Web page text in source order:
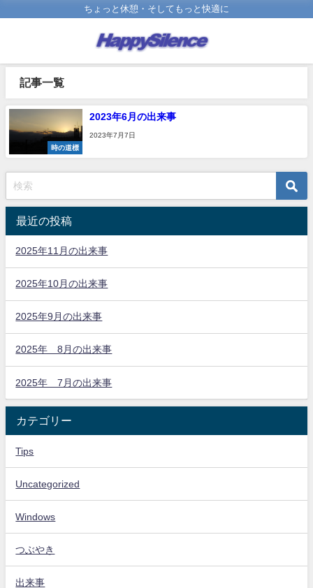
ちょっと休憩・そしてもっと快適に
記事一覧
時の道標
2023年6月の出来事
2023年7月7日
最近の投稿
2025年11月の出来事
2025年10月の出来事
2025年9月の出来事
2025年 8月の出来事
2025年 7月の出来事
カテゴリー
Tips
Uncategorized
Windows
つぶやき
出来事